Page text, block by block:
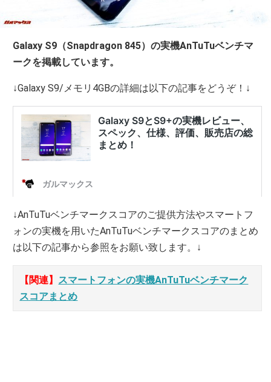
Galaxy S9（Snapdragon 845）の実機AnTuTuベンチマ
ークを掲載しています。
↓Galaxy S9/メモリ4GBの詳細は以下の記事をどうぞ！↓
↓AnTuTuベンチマークスコアのご提供方法やスマートフ
ォンの実機を用いたAnTuTuベンチマークスコアのまとめ
は以下の記事から参照をお願い致します。↓
【関連】 スマートフォンの実機AnTuTuベンチマーク
スコアまとめ